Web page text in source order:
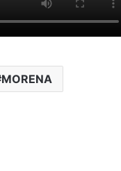
MORENA